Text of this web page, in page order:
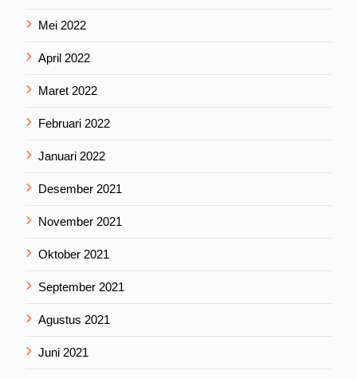
Mei 2022
April 2022
Maret 2022
Februari 2022
Januari 2022
Desember 2021
November 2021
Oktober 2021
September 2021
Agustus 2021
Juni 2021